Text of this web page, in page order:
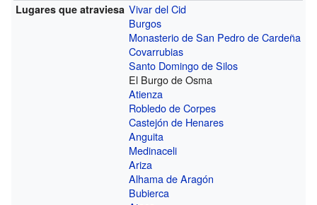
Lugares que atraviesa Vivar del Cid
Burgos
Monasterio de San Pedro de Cardeña
Covarrubias
Santo Domingo de Silos
El Burgo de Osma
Atienza
Robledo de Corpes
Castejón de Henares
Anguita
Medinaceli
Ariza
Alhama de Aragón
Bubierca